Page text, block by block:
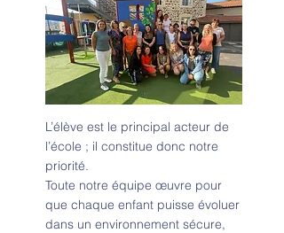
L’élève est le principal acteur de
l’école ; il constitue donc notre
priorité.
Toute notre équipe œuvre pour
que chaque enfant puisse évoluer
dans un environnement sécure,